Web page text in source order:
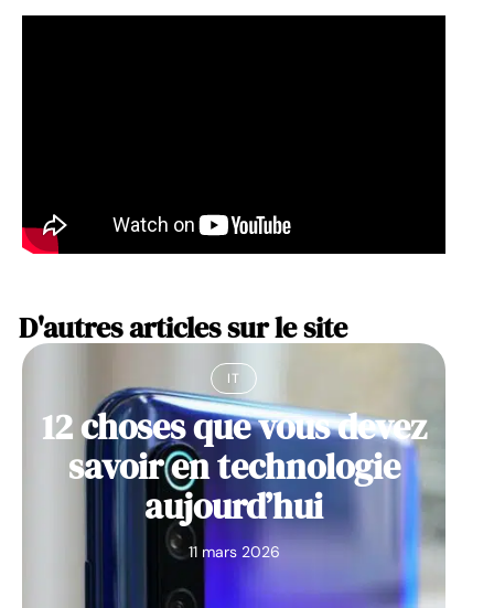
D'autres articles sur le site
IT
12 choses que vous devez
savoir en technologie
aujourd’hui
11 mars 2026